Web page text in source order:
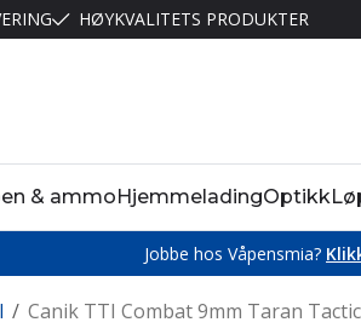
HØYKVALITETS PRODUKTER
& ammoHjemmeladingOptikk
Jobbe hos Våpensmia?
/ Canik TTI Combat 9mm Taran